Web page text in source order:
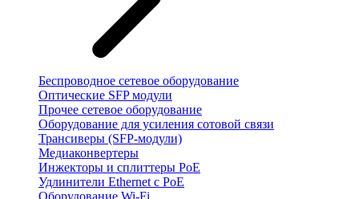
Беспроводное сетевое оборудование
Оптические SFP модули
Прочее сетевое оборудование
Оборудование для усиления сотовой связи
Трансиверы (SFP-модули)
Медиаконвертеры
Инжекторы и сплиттеры PoE
Удлинители Ethernet с PoE
Оборудование Wi-Fi